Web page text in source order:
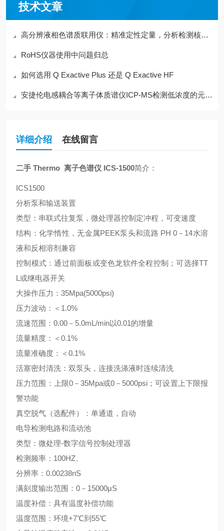
技术文章
高分辨液相色谱质联用仪：精准定性定量，分析检测核心设备
RoHS仪器使用中问题归总
如何选用 Q Exactive Plus 还是 Q Exactive HF
安捷伦电感耦合等离子体质谱仪ICP-MS检测低浓度的元素方法分析
详细介绍 在线留言
二手 Thermo 离子色谱仪 ICS-1500简介：
ICS1500
分析泵和输送装置
类型：串联式往复泵，微处理器控制定冲程，可变速度
结构：化学惰性，无金属PEEK泵头和流路 PH 0－14水溶
液和反相溶剂兼容
控制模式：通过前面板或变色龙软件全程控制；可选择TT
L或继电器开关
大操作压力：35Mpa(5000psi)
压力波动：＜1.0%
流速范围：0.00－5.0mL/min以0.01的增量
流量精度：＜0.1%
流量准确度：＜0.1%
活塞密封清洗：双泵头，连接洗涤液时连续清洗
压力范围：上限0－35Mpa或0－5000psi；可设置上下限报
警功能
真空脱气（选配件）：单通道，自动
电导检测电路和流动池
类型：微处理-数字信号控制处理器
检测频率：100HZ、
分辨率：0.00238nS
满刻度输出范围：0－15000μS
温度补偿：具有温度补偿功能
温度范围：环境+7℃到55℃